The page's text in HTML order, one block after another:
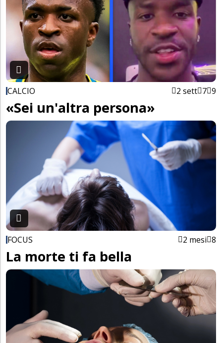
CALCIO 2 sett 7 9
«Sei un'altra persona»
FOCUS 2 mesi 8
La morte ti fa bella